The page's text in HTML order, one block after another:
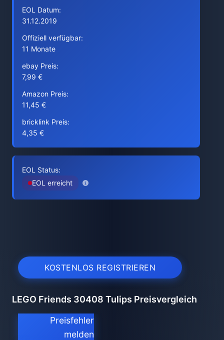
EOL Datum:
31.12.2019
Offiziell verfügbar:
11 Monate
ebay Preis:
7,99 €
Amazon Preis:
11,45 €
bricklink Preis:
4,35 €
EOL Status:
EOL erreicht
KOSTENLOS REGISTRIEREN
LEGO Friends 30408 Tulips Preisvergleich
Preisfehler
melden